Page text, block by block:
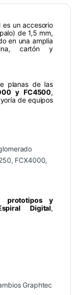
es un accesorio
de 1,5 mm,
en una amplia
cartón y
planas de las
y FC4500,
de equipos
FCX4000,
prototipos y
Digital,
Graphtec